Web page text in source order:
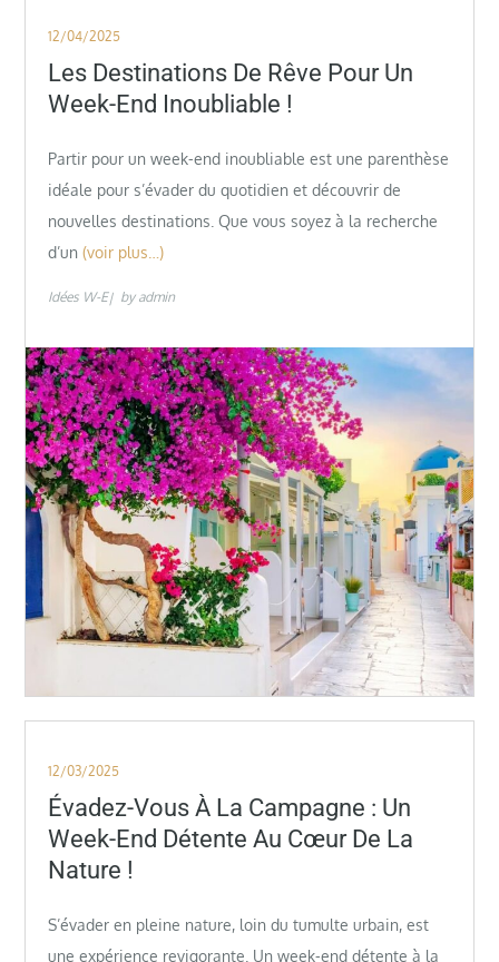
Posted
on
12/04/2025
Les Destinations De Rêve Pour Un
Week-End Inoubliable !
Partir pour un week-end inoubliable est une parenthèse
idéale pour s’évader du quotidien et découvrir de
nouvelles destinations. Que vous soyez à la recherche
d’un (voir plus…)
Idées W-E by admin
Posted
on
12/03/2025
Évadez-Vous À La Campagne : Un
Week-End Détente Au Cœur De La
Nature !
S’évader en pleine nature, loin du tumulte urbain, est
une expérience revigorante. Un week-end détente à la